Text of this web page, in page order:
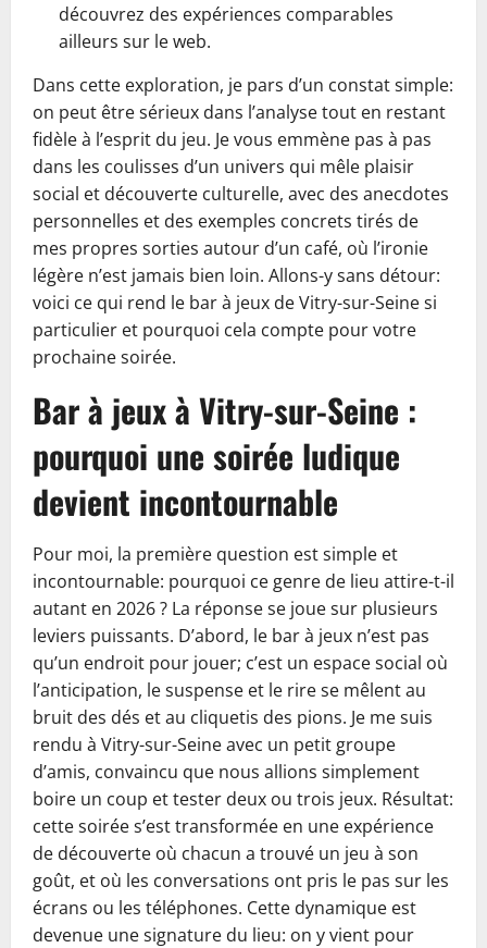
découvrez des expériences comparables
ailleurs sur le web.
Dans cette exploration, je pars d’un constat simple:
on peut être sérieux dans l’analyse tout en restant
fidèle à l’esprit du jeu. Je vous emmène pas à pas
dans les coulisses d’un univers qui mêle plaisir
social et découverte culturelle, avec des anecdotes
personnelles et des exemples concrets tirés de
mes propres sorties autour d’un café, où l’ironie
légère n’est jamais bien loin. Allons-y sans détour:
voici ce qui rend le bar à jeux de Vitry-sur-Seine si
particulier et pourquoi cela compte pour votre
prochaine soirée.
Bar à jeux à Vitry-sur-Seine :
pourquoi une soirée ludique
devient incontournable
Pour moi, la première question est simple et
incontournable: pourquoi ce genre de lieu attire-t-il
autant en 2026 ? La réponse se joue sur plusieurs
leviers puissants. D’abord, le bar à jeux n’est pas
qu’un endroit pour jouer; c’est un espace social où
l’anticipation, le suspense et le rire se mêlent au
bruit des dés et au cliquetis des pions. Je me suis
rendu à Vitry-sur-Seine avec un petit groupe
d’amis, convaincu que nous allions simplement
boire un coup et tester deux ou trois jeux. Résultat:
cette soirée s’est transformée en une expérience
de découverte où chacun a trouvé un jeu à son
goût, et où les conversations ont pris le pas sur les
écrans ou les téléphones. Cette dynamique est
devenue une signature du lieu: on y vient pour